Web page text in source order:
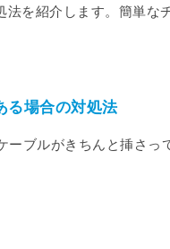
を紹介します。簡単
る場合の対処法
ブルがきちんと挿さっ